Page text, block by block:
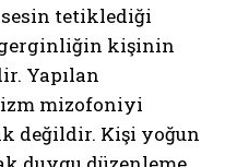
sesin tetiklediği
kişinin
Yapılan
mizofoniyi
değildir. Kişi yoğun